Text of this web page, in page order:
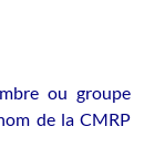
ou groupe
de la CMRP